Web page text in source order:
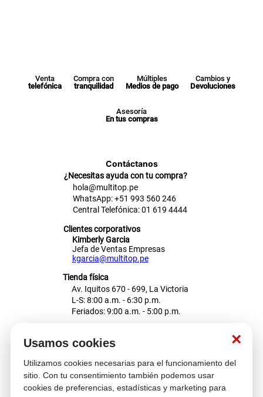
×
Usamos cookies
Utilizamos cookies necesarias para el funcionamiento del
sitio. Con tu consentimiento también podemos usar
cookies de preferencias, estadísticas y marketing para
Venta
telefónica
Compra con
tranquilidad
Múltiples
Medios de pago
Cambios y
Devoluciones
Asesoría
En tus compras
Contáctanos
¿Necesitas ayuda con tu compra?
hola@multitop.pe
WhatsApp: +51 993 560 246
Central Telefónica: 01 619 4444
Clientes corporativos
Kimberly Garcia
Jefa de Ventas Empresas
kgarcia@multitop.pe
Tienda física
Av. Iquitos 670 - 699, La Victoria
L-S: 8:00 a.m. - 6:30 p.m.
Feriados: 9:00 a.m. - 5:00 p.m.
Atención al cliente